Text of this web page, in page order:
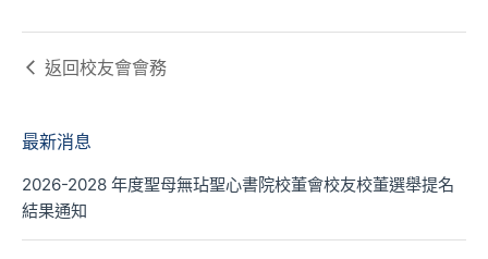
返回校友會會務
最新消息
2026-2028 年度聖母無玷聖心書院校董會校友校董選舉提名
結果通知